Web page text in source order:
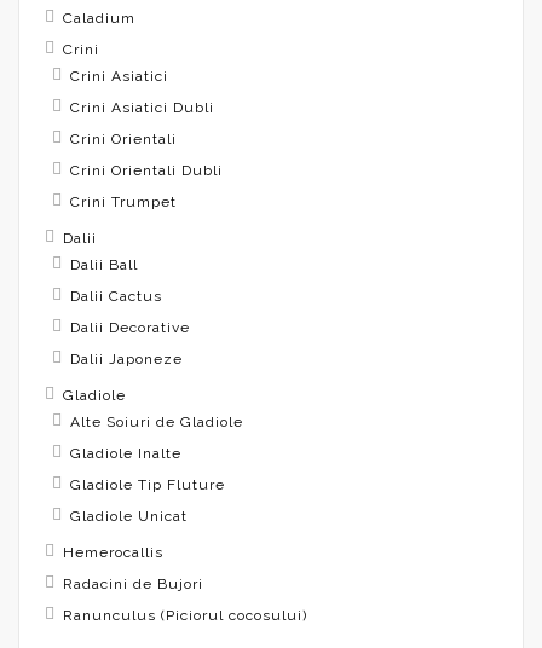
Caladium
Crini
Crini Asiatici
Crini Asiatici Dubli
Crini Orientali
Crini Orientali Dubli
Crini Trumpet
Dalii
Dalii Ball
Dalii Cactus
Dalii Decorative
Dalii Japoneze
Gladiole
Alte Soiuri de Gladiole
Gladiole Inalte
Gladiole Tip Fluture
Gladiole Unicat
Hemerocallis
Radacini de Bujori
Ranunculus (Piciorul cocosului)